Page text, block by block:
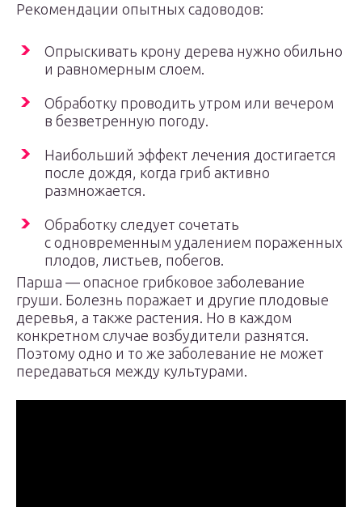
Рекомендации опытных садоводов:
Опрыскивать крону дерева нужно обильно
и равномерным слоем.
Обработку проводить утром или вечером
в безветренную погоду.
Наибольший эффект лечения достигается
после дождя, когда гриб активно
размножается.
Обработку следует сочетать
с одновременным удалением пораженных
плодов, листьев, побегов.
Парша — опасное грибковое заболевание
груши. Болезнь поражает и другие плодовые
деревья, а также растения. Но в каждом
конкретном случае возбудители разнятся.
Поэтому одно и то же заболевание не может
передаваться между культурами.